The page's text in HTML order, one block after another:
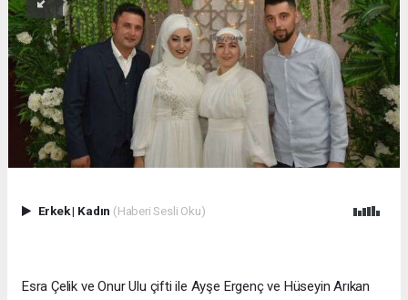
Erkek| Kadın (Haberi Sesli Oku)
Esra Çelik ve Onur Ulu çifti ile Ayşe Ergenç ve Hüseyin Arıkan